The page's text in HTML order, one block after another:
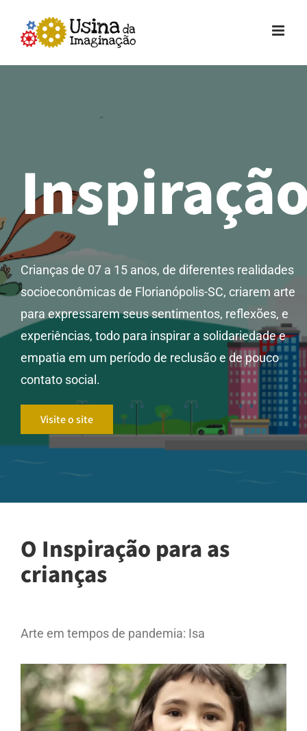
para
Crianças de 07 a 15 anos, de diferentes realidades
socioeconômicas de Florianópolis-SC, criarem arte
para expressarem seus sentimentos, reflexões, e
experiências, todo para inspirar a solidariedade e
empatia em um período de reclusão e de pouco
contato social.
Visite o site
O Inspiração para as
crianças
Arte em tempos de pandemia: Isa